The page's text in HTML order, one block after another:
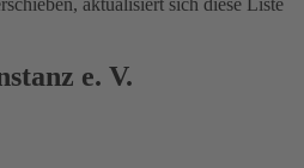
aktualisiert sich diese Liste
e. V.